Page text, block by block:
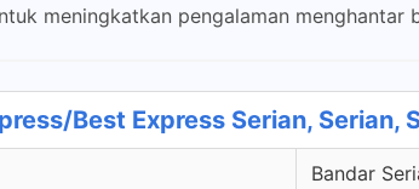
meningkatkan pengalaman
Best Express Serian, Serian,
Bandar